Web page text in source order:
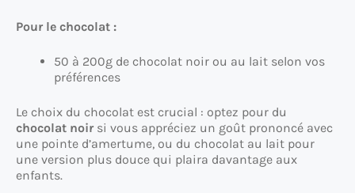
Pour le chocolat :
50 à 200g de chocolat noir ou au lait selon vos
préférences
Le choix du chocolat est crucial : optez pour du
chocolat noir si vous appréciez un goût prononcé avec
une pointe d’amertume, ou du chocolat au lait pour
une version plus douce qui plaira davantage aux
enfants.